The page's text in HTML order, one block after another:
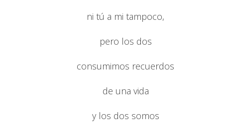
ni tú a mi tampoco,
pero los dos
consumimos recuerdos
de una vida
y los dos somos